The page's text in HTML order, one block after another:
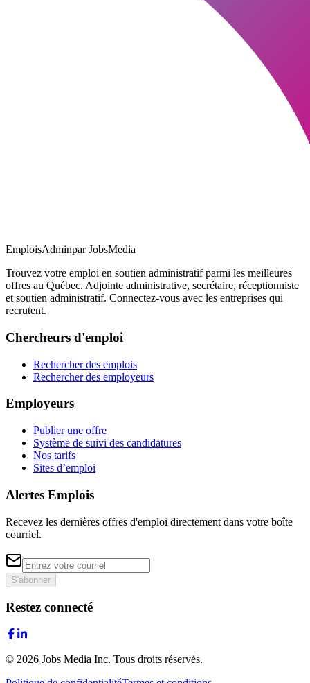
EmploisAdminpar JobsMedia
Trouvez votre emploi en soutien administratif parmi les meilleures
offres au Québec. Adjointe administrative, secrétaire, réceptionniste
et soutien administratif. Connectez-vous avec les entreprises qui
recrutent.
Chercheurs d'emploi
Rechercher des emplois
Rechercher des employeurs
Employeurs
Publier une offre
Système de suivi des candidatures
Nos tarifs
Sites d’emploi
Alertes Emplois
Recevez les dernières offres d'emploi directement dans votre boîte
courriel.
S'abonner
Restez connecté
© 2026 Jobs Media Inc. Tous droits réservés.